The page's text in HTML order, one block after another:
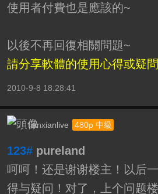
使用者付費也是應該的~
以後不再回復相關問題~
請分享軟體的使用心得或疑
2010-9-8 18:28:41
tianxianlive 480p 中級
123# pureland
呵呵！还是谢谢楼主！以后
得与疑问！对了，上个问题